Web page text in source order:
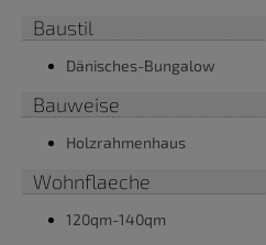
Baustil
Dänisches-Bungalow
Bauweise
Holzrahmenhaus
Wohnflaeche
120qm-140qm